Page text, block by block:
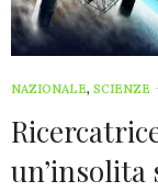
NAZIONALE, SCIENZE